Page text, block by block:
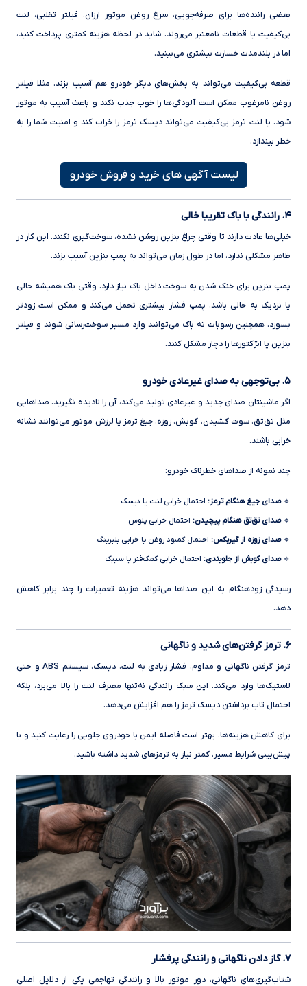
بعضی راننده‌ها برای صرفه‌جویی، سراغ روغن موتور ارزان، فیلتر تقلبی، لنت
بی‌کیفیت یا قطعات نامعتبر می‌روند. شاید در لحظه هزینه کمتری پرداخت کنید،
اما در بلندمدت خسارت بیشتری می‌بینید.
قطعه بی‌کیفیت می‌تواند به بخش‌های دیگر خودرو هم آسیب بزند. مثلا فیلتر
روغن نامرغوب ممکن است آلودگی‌ها را خوب جذب نکند و باعث آسیب به موتور
شود. یا لنت ترمز بی‌کیفیت می‌تواند دیسک ترمز را خراب کند و امنیت شما را به
خطر بیندازد.
لیست آگهی های خرید و فروش خودرو
۴. رانندگی با باک تقریبا خالی
خیلی‌ها عادت دارند تا وقتی چراغ بنزین روشن نشده، سوخت‌گیری نکنند. این کار در
ظاهر مشکلی ندارد، اما در طول زمان می‌تواند به پمپ بنزین آسیب بزند.
پمپ بنزین برای خنک شدن به سوخت داخل باک نیاز دارد. وقتی باک همیشه خالی
یا نزدیک به خالی باشد، پمپ فشار بیشتری تحمل می‌کند و ممکن است زودتر
بسوزد. همچنین رسوبات ته باک می‌توانند وارد مسیر سوخت‌رسانی شوند و فیلتر
بنزین یا انژکتورها را دچار مشکل کنند.
۵. بی‌توجهی به صدای غیرعادی خودرو
اگر ماشینتان صدای جدید و غیرعادی تولید می‌کند، آن را نادیده نگیرید. صداهایی
مثل تق‌تق، سوت کشیدن، کوبش، زوزه، جیغ ترمز یا لرزش موتور می‌توانند نشانه
خرابی باشند.
چند نمونه از صداهای خطرناک خودرو:
🔹صدای جیغ هنگام ترمز: احتمال خرابی لنت یا دیسک
🔹صدای تق‌تق هنگام پیچیدن: احتمال خرابی پلوس
🔹صدای زوزه از گیربکس: احتمال کمبود روغن یا خرابی بلبرینگ
🔹صدای کوبش از جلوبندی: احتمال خرابی کمک‌فنر یا سیبک
رسیدگی زودهنگام به این صداها می‌تواند هزینه تعمیرات را چند برابر کاهش
دهد.
۶. ترمز گرفتن‌های شدید و ناگهانی
ترمز گرفتن ناگهانی و مداوم، فشار زیادی به لنت، دیسک، سیستم ABS و حتی
لاستیک‌ها وارد می‌کند. این سبک رانندگی نه‌تنها مصرف لنت را بالا می‌برد، بلکه
احتمال تاب برداشتن دیسک ترمز را هم افزایش می‌دهد.
برای کاهش هزینه‌ها، بهتر است فاصله ایمن با خودروی جلویی را رعایت کنید و با
پیش‌بینی شرایط مسیر، کمتر نیاز به ترمزهای شدید داشته باشید.
۷. گاز دادن ناگهانی و رانندگی پرفشار
شتاب‌گیری‌های ناگهانی، دور موتور بالا و رانندگی تهاجمی یکی از دلایل اصلی